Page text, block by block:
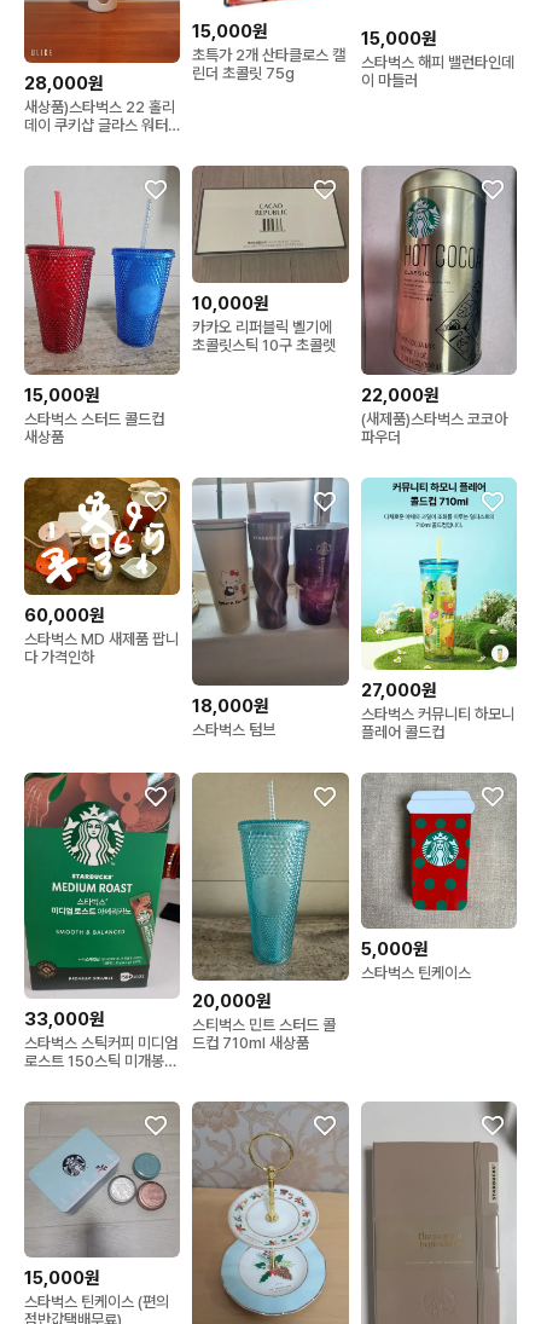
28,000원
새상품)스타벅스 22 홀리
데이 쿠키샵 글라스 워터
15,000원
초특가 2개 산타클로스 캘
린더 초콜릿 75g
15,000원
스타벅스 해피 밸런타인데
이 마들러
15,000원
스타벅스 스터드 콜드컵
새상품
10,000원
카카오 리퍼블릭 벨기에
초콜릿스틱 10구 초콜렛
22,000원
(새제품)스타벅스 코코아
파우더
60,000원
스타벅스 MD 새제품 팝니
다 가격인하
18,000원
스타벅스 텀브
27,000원
스타벅스 커뮤니티 하모니
플레어 콜드컵
33,000원
스타벅스 스틱커피 미디엄
로스트 150스틱 미개봉
20,000원
스티벅스 민트 스터드 콜
드컵 710ml 새상품
5,000원
스타벅스 틴케이스
15,000원
스타벅스 틴케이스 (편의
점반값택배무료)